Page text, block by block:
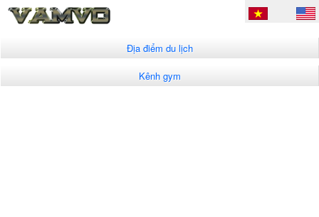
Địa điểm du lịch
Kênh gym